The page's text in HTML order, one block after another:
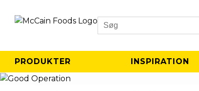
Search
PRODUKTER INSPIRATION